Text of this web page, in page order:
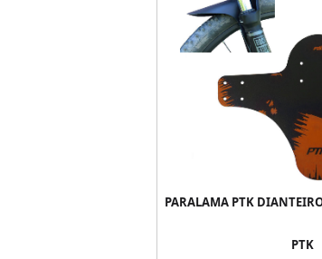
PARALAMA PTK
PTK